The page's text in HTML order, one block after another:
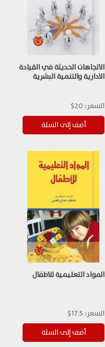
الاتجاهات الحديثة في القيادة
الادارية والتنمية البشرية
السعر: 20$
المواد التعليمية للاطفال
السعر: 17.5$